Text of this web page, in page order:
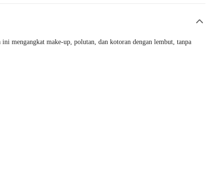
mengangkat make-up, polutan, dan kotoran dengan lembut, tanpa